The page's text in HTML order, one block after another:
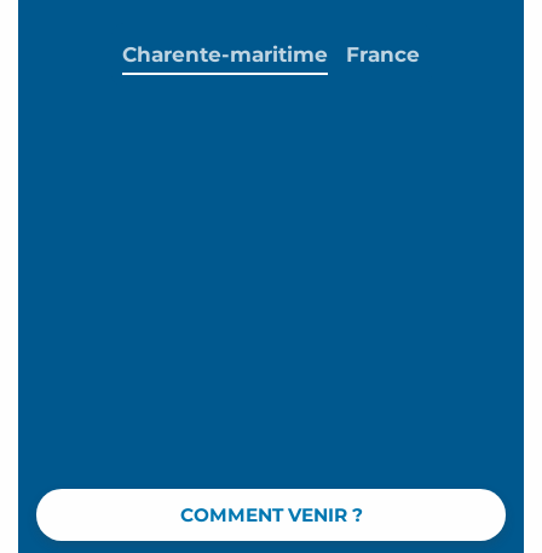
COMMENT VENIR ?
Charente-maritime France